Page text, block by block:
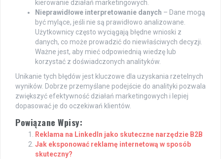
kierowanie działań marketingowych.
Nieprawidłowe interpretowanie danych – Dane mogą
być mylące, jeśli nie są prawidłowo analizowane.
Użytkownicy często wyciągają błędne wnioski z
danych, co może prowadzić do niewłaściwych decyzji.
Ważne jest, aby mieć odpowiednią wiedzę lub
korzystać z doświadczonych analityków.
Unikanie tych błędów jest kluczowe dla uzyskania rzetelnych
wyników. Dobrze przemyślane podejście do analityki pozwala
zwiększyć efektywność działań marketingowych i lepiej
dopasować je do oczekiwań klientów.
Powiązane Wpisy:
Reklama na LinkedIn jako skuteczne narzędzie B2B
Jak eksponować reklamę internetową w sposób
skuteczny?